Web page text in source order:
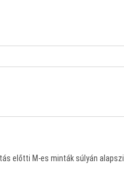
előtti M-es minták súlyán